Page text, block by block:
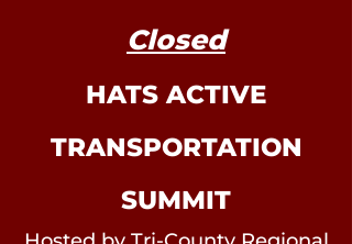
Closed
HATS ACTIVE
TRANSPORTATION
SUMMIT